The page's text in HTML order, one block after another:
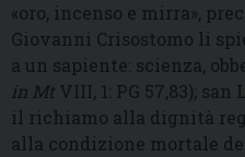
«oro, incenso e mirra»,
Giovanni Crisostomo li
a un sapiente: scienza,
in Mt VIII, 1: PG 57,83);
il richiamo alla dignità
alla condizione mortale